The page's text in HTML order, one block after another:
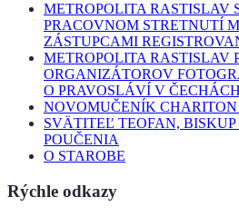
METROPOLITA RASTISLAV
PRACOVNOM STRETNUTÍ
ZÁSTUPCAMI
METROPOLITA RASTISLAV
ORGANIZÁTOROV
O PRAVOSLÁVÍ V
NOVOMUČENÍK CHARITON
SVÄTITEĽ TEOFAN,
POUČENIA
O STAROBE
Rýchle odkazy